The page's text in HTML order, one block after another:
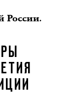
России.